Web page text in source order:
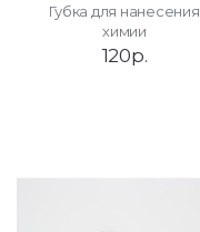
Губка для нанесения
химии
120р.